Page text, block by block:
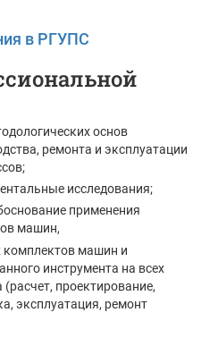
в РГУПС
основ
ремонта и эксплуатации
исследования;
применения
машин,
комплектов машин и
инструмента на всех
проектирование,
эксплуатация, ремонт